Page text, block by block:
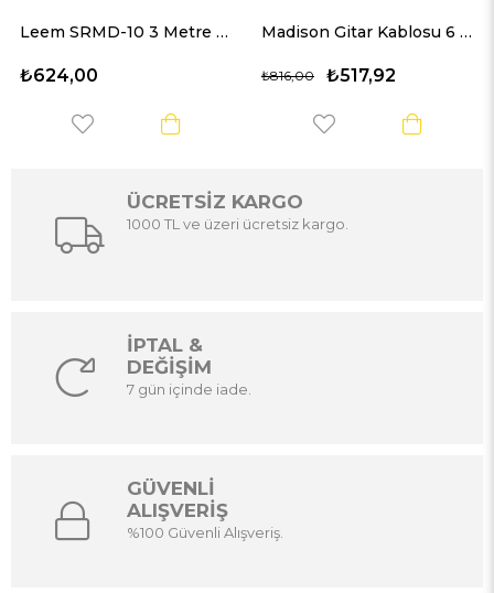
Leem SRMD-10 3 Metre MIDI Kablo
₺624,00
Madison Gitar Kablosu 6 Metre- KIRMIZI
₺517,92
₺816,00
ÜCRETSİZ KARGO
1000 TL ve üzeri ücretsiz kargo.
İPTAL &
DEĞİŞİM
7 gün içinde iade.
GÜVENLİ
ALIŞVERİŞ
%100 Güvenli Alışveriş.